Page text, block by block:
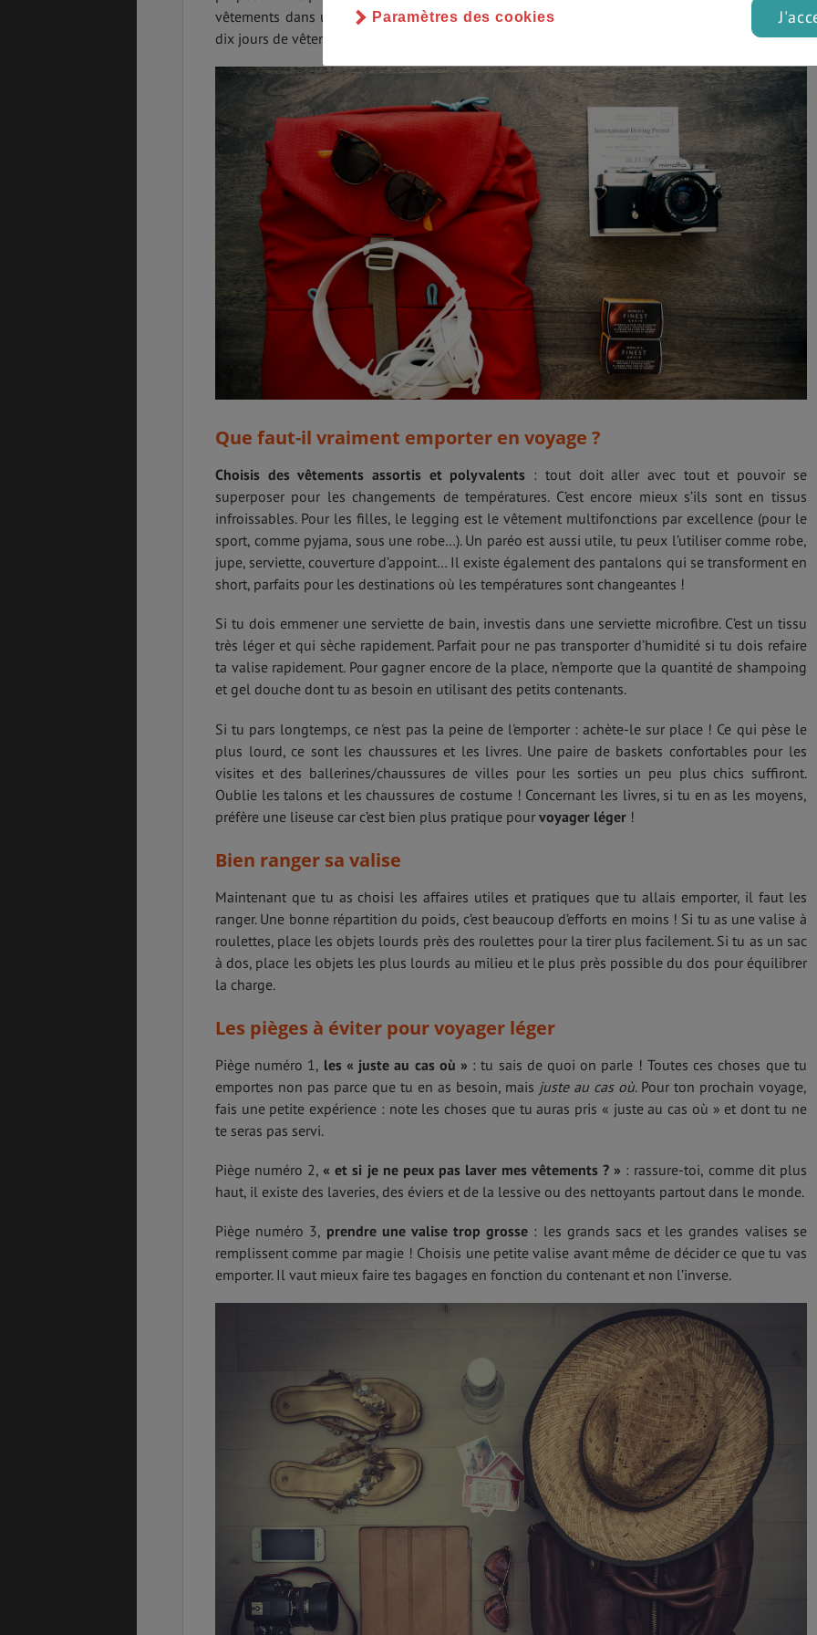
vêtements dans un évier. Quoi qu’il en soit, tu n’auras jamais besoin de prévoir pour plus de
dix jours de vêtements, et c’est un maximum.
Que faut-il vraiment emporter en voyage ?
Choisis des vêtements assortis et polyvalents : tout doit aller avec tout et pouvoir se
superposer pour les changements de températures. C’est encore mieux s’ils sont en tissus
infroissables. Pour les filles, le legging est le vêtement multifonctions par excellence (pour le
sport, comme pyjama, sous une robe…). Un paréo est aussi utile, tu peux l’utiliser comme robe,
jupe, serviette, couverture d’appoint… Il existe également des pantalons qui se transforment en
short, parfaits pour les destinations où les températures sont changeantes !
Si tu dois emmener une serviette de bain, investis dans une serviette microfibre. C’est un tissu
très léger et qui sèche rapidement. Parfait pour ne pas transporter d’humidité si tu dois refaire
ta valise rapidement. Pour gagner encore de la place, n’emporte que la quantité de shampoing
et gel douche dont tu as besoin en utilisant des petits contenants.
Si tu pars longtemps, ce n'est pas la peine de l'emporter : achète-le sur place ! Ce qui pèse le
plus lourd, ce sont les chaussures et les livres. Une paire de baskets confortables pour les
visites et des ballerines/chaussures de villes pour les sorties un peu plus chics suffiront.
Oublie les talons et les chaussures de costume ! Concernant les livres, si tu en as les moyens,
préfère une liseuse car c’est bien plus pratique pour voyager léger !
Bien ranger sa valise
Maintenant que tu as choisi les affaires utiles et pratiques que tu allais emporter, il faut les
ranger. Une bonne répartition du poids, c’est beaucoup d’efforts en moins ! Si tu as une valise à
roulettes, place les objets lourds près des roulettes pour la tirer plus facilement. Si tu as un sac
à dos, place les objets les plus lourds au milieu et le plus près possible du dos pour équilibrer
la charge.
Les pièges à éviter pour voyager léger
Piège numéro 1, les « juste au cas où » : tu sais de quoi on parle ! Toutes ces choses que tu
emportes non pas parce que tu en as besoin, mais juste au cas où. Pour ton prochain voyage,
fais une petite expérience : note les choses que tu auras pris « juste au cas où » et dont tu ne
te seras pas servi.
Piège numéro 2,« et si je ne peux pas laver mes vêtements ? » : rassure-toi, comme dit plus
haut, il existe des laveries, des éviers et de la lessive ou des nettoyants partout dans le monde.
Piège numéro 3, prendre une valise trop grosse : les grands sacs et les grandes valises se
remplissent comme par magie ! Choisis une petite valise avant même de décider ce que tu vas
emporter. Il vaut mieux faire tes bagages en fonction du contenant et non l’inverse.
Paramètres des cookies